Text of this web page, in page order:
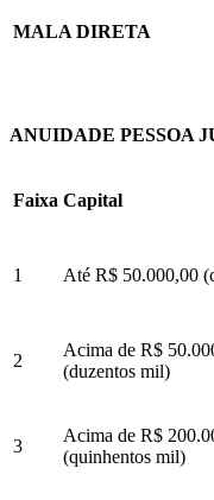
MALA DIRETA
ANUIDADE PESSOA
Faixa Capital
1 Até R$ 50.000,00
2
Acima de R$
(duzentos mil)
3
Acima de R$
(quinhentos mil)